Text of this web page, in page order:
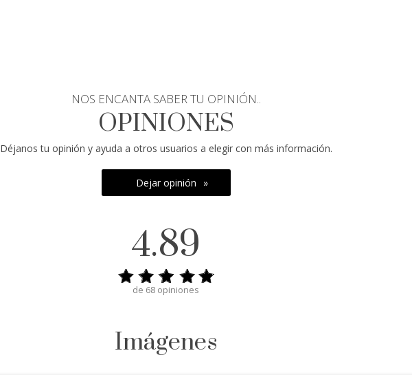
NOS ENCANTA SABER TU OPINIÓN..
OPINIONES
Déjanos tu opinión y ayuda a otros usuarios a elegir con más información.
Dejar opinión
4.89
de 68 opiniones
Imágenes